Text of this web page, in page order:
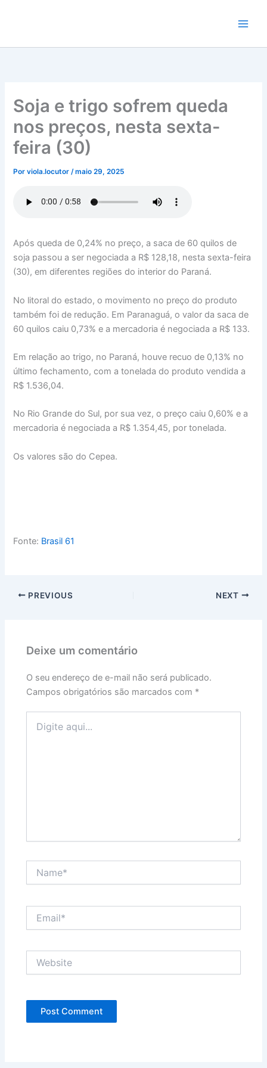
conteúdo
Soja e trigo sofrem queda
nos preços, nesta sexta-
feira (30)
Porviola.locutor/maio 29, 2025
Após queda de 0,24% no preço, a saca de 60 quilos de
soja passou a ser negociada a R$ 128,18, nesta sexta-feira
(30), em diferentes regiões do interior do Paraná.
No litoral do estado, o movimento no preço do produto
também foi de redução. Em Paranaguá, o valor da saca de
60 quilos caiu 0,73% e a mercadoria é negociada a R$ 133.
Em relação ao trigo, no Paraná, houve recuo de 0,13% no
último fechamento, com a tonelada do produto vendida a
R$ 1.536,04.
No Rio Grande do Sul, por sua vez, o preço caiu 0,60% e a
mercadoria é negociada a R$ 1.354,45, por tonelada.
Os valores são do Cepea.
Fonte: Brasil 61
PREVIOUS NEXT
Deixe um comentário
O seu endereço de e-mail não será publicado.
Campos obrigatórios são marcados com *
aqui...